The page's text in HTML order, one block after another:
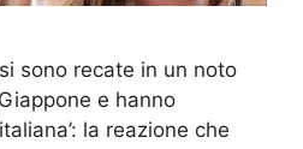
sono recate in un noto
e hanno
la reazione che